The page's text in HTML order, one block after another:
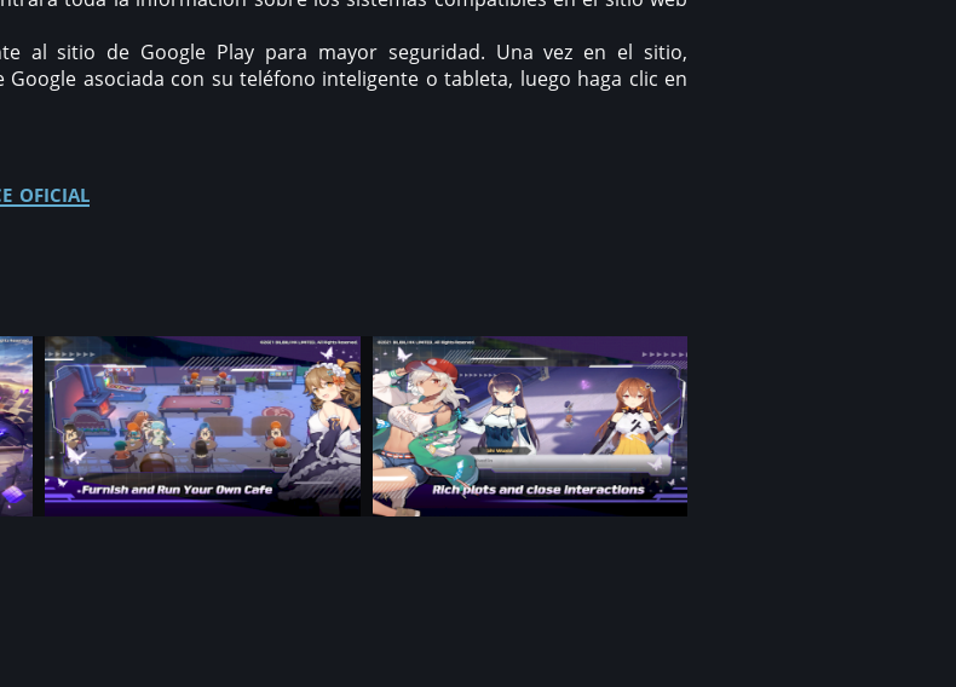
al sitio de Google Play para mayor seguridad. Una vez en el sitio,
asociada con su teléfono inteligente o tableta, luego haga clic en
oficial